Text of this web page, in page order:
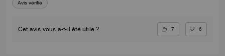
Avis vérifié
Cet avis vous a-t-il été utile ? 7 6